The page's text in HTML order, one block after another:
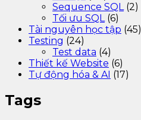
Sequence SQL (2)
Tối ưu SQL (6)
Tài nguyên học tập (45)
Testing (24)
Test data (4)
Thiết kế Website (6)
Tự động hóa & AI (17)
Tags